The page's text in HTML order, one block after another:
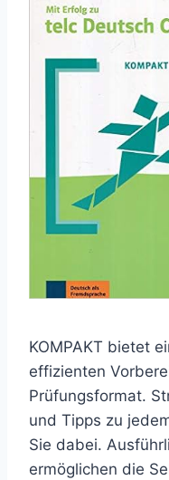
KOMPAKT bietet
effizienten
Prüfungsformat.
und Tipps zu
Sie dabei.
ermöglichen die